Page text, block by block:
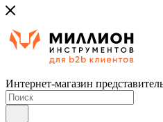
Интернет-магазин